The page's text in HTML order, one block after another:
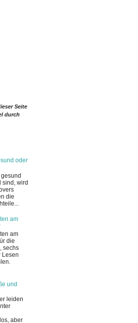
Seite
durch
oder
sind, wird
die
am
am
die
sechs
Lesen
und
leiden
aber